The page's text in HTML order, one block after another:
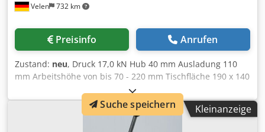
Velen 732 km
Preisinfo Anrufen
Zustand: neu, Druck 17,0 kN Hub 40 mm Ausladung 110
mm Arbeitshöhe von bis 70 - 220 mm Tischfläche 190 x 140
mm Spindeldurchmesser 30 mm Maschinengewicht ca. 60
Kg Abmessungen L x B x H 310 x 190 mm Kniehebel-
Pneumatik-Pressen inkl. Arbeitshöhen-Feinverstellung
über Winkelgetriebe mit seitlicher Kurbel Dcodsfv Avvspfx
Kleinanzeige
Suche speichern